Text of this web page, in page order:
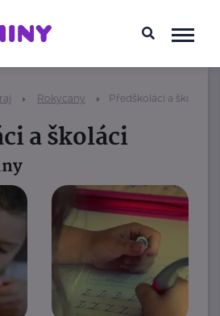
Rokycany Předškoláci a školáci
a školáci